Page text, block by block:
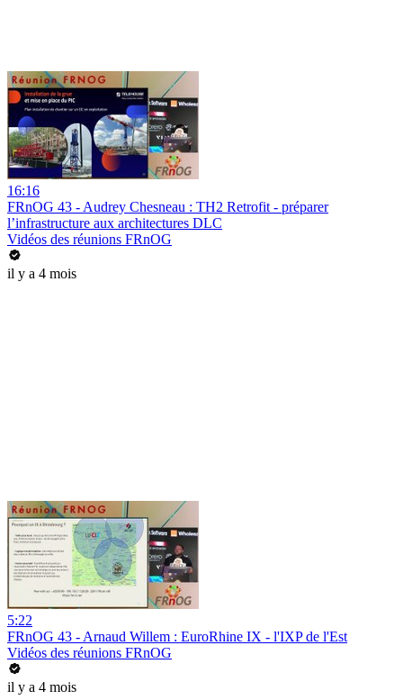
16:16
FRnOG 43 - Audrey Chesneau : TH2 Retrofit - préparer
l’infrastructure aux architectures DLC
Vidéos des réunions FRnOG
il y a 4 mois
5:22
FRnOG 43 - Arnaud Willem : EuroRhine IX - l'IXP de l'Est
Vidéos des réunions FRnOG
il y a 4 mois